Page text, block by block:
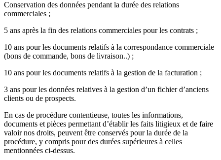
Conservation des données pendant la durée des relations
commerciales ;
5 ans après la fin des relations commerciales pour les contrats ;
10 ans pour les documents relatifs à la correspondance commerciale
(bons de commande, bons de livraison..) ;
10 ans pour les documents relatifs à la gestion de la facturation ;
3 ans pour les données relatives à la gestion d’un fichier d’anciens
clients ou de prospects.
En cas de procédure contentieuse, toutes les informations,
documents et pièces permettant d’établir les faits litigieux et de faire
valoir nos droits, peuvent être conservés pour la durée de la
procédure, y compris pour des durées supérieures à celles
mentionnées ci-dessus.